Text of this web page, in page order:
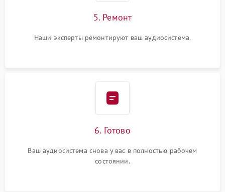
5. Ремонт
Наши эксперты ремонтируют ваш аудиосистема.
6. Готово
Ваш аудиосистема снова у вас в полностью рабочем
состоянии.